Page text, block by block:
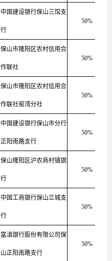
中国建设银行保山三馆支
行
50%
保山市隆阳区农村信用合
作联社
50%
保山市隆阳区农村信用合
作联社窑湾分社
50%
中国建设银行保山市分行
正阳南路支行
50%
保山隆阳区沪农商村镇银
行
50%
中国工商银行保山兰城支
行
50%
富滇银行股份有限公司保
山正阳南路支行
50%